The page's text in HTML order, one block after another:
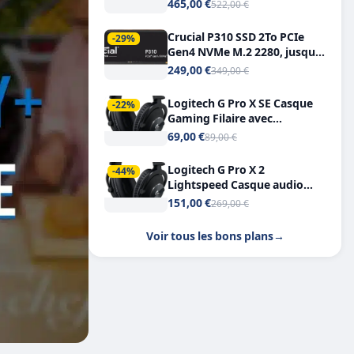
465,00 €522,00 €
-29%
Crucial P310 SSD 2To PCIe
Gen4 NVMe M.2 2280, jusqu’à
7.100 Mo/s
249,00 €349,00 €
-22%
Logitech G Pro X SE Casque
Gaming Filaire avec
Microphone Micro
7.1
69,00 €89,00 €
-44%
Logitech G Pro X 2
Lightspeed Casque audio
bluetooth
151,00 €269,00 €
Voir tous les bons plans→